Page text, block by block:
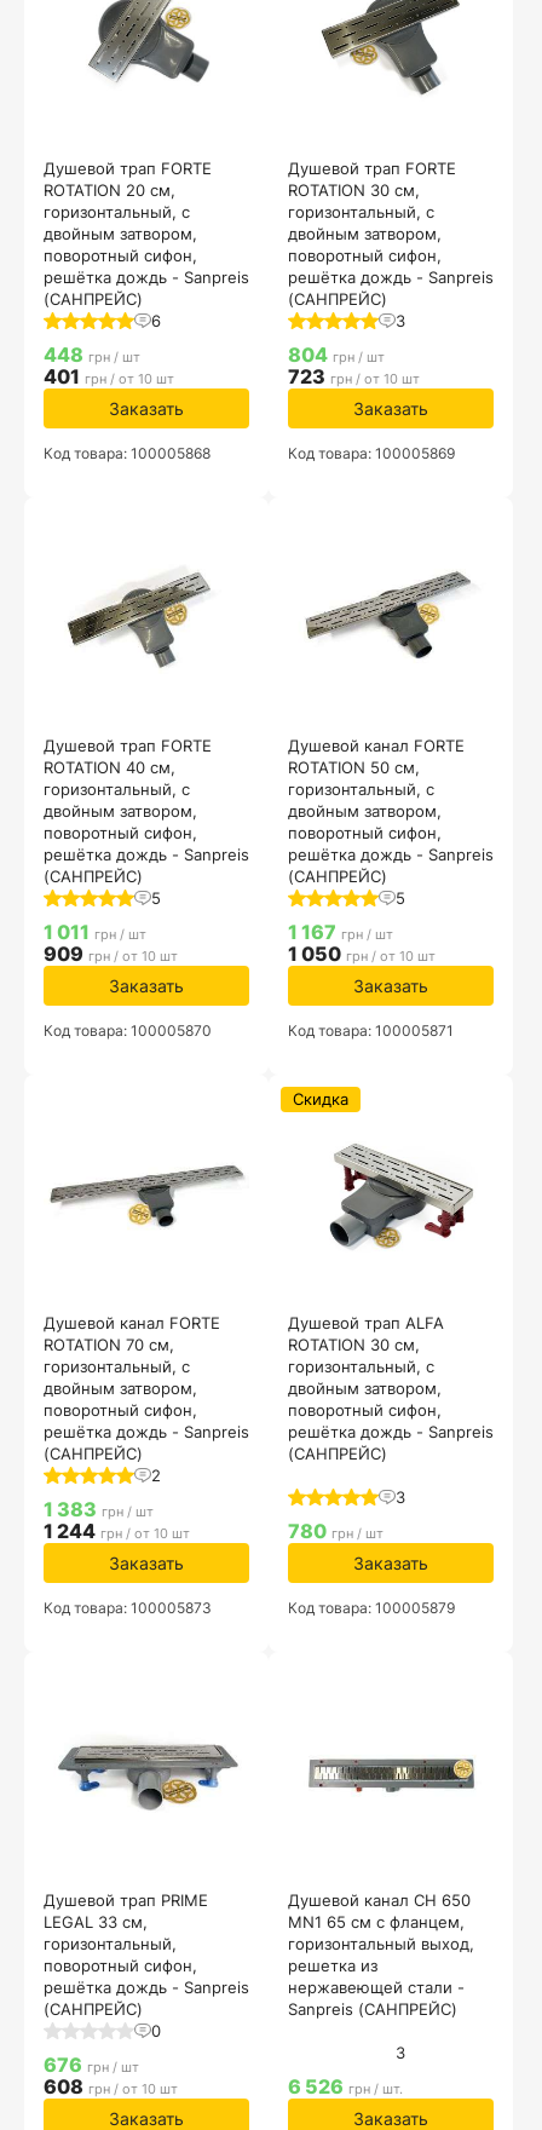
Душевой трап FORTE
ROTATION 20 см,
горизонтальный, с
двойным затвором,
поворотный сифон,
решётка дождь - Sanpreis
(САНПРЕЙС)
6
448 грн / шт
401 грн / от 10 шт
Заказать
Код товара: 100005868
Душевой трап FORTE
ROTATION 30 см,
горизонтальный, с
двойным затвором,
поворотный сифон,
решётка дождь - Sanpreis
(САНПРЕЙС)
3
804 грн / шт
723 грн / от 10 шт
Заказать
Код товара: 100005869
Душевой трап FORTE
ROTATION 40 см,
горизонтальный, с
двойным затвором,
поворотный сифон,
решётка дождь - Sanpreis
(САНПРЕЙС)
5
1 011 грн / шт
909 грн / от 10 шт
Заказать
Код товара: 100005870
Душевой канал FORTE
ROTATION 50 см,
горизонтальный, с
двойным затвором,
поворотный сифон,
решётка дождь - Sanpreis
(САНПРЕЙС)
5
1 167 грн / шт
1 050 грн / от 10 шт
Заказать
Код товара: 100005871
Душевой канал FORTE
ROTATION 70 см,
горизонтальный, с
двойным затвором,
поворотный сифон,
решётка дождь - Sanpreis
(САНПРЕЙС)
2
1 383 грн / шт
1 244 грн / от 10 шт
Заказать
Код товара: 100005873
Душевой трап ALFA
ROTATION 30 см,
горизонтальный, с
двойным затвором,
поворотный сифон,
решётка дождь - Sanpreis
(САНПРЕЙС)
3
Скидка
780 грн / шт
Заказать
Код товара: 100005879
Душевой трап PRIME
LEGAL 33 см,
горизонтальный,
поворотный сифон,
решётка дождь - Sanpreis
(САНПРЕЙС)
0
676 грн / шт
608 грн / от 10 шт
Заказать
Душевой канал CH 650
MN1 65 см с фланцем,
горизонтальный выход,
решетка из
нержавеющей стали -
Sanpreis (САНПРЕЙС)
3
6 526 грн / шт.
Заказать